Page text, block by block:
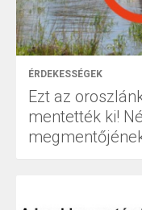
ÉRDEKESSÉGEK
Ezt az
mentették ki!